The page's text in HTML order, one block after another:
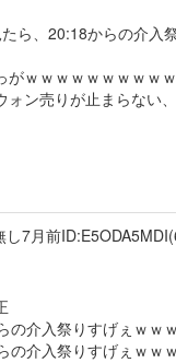
ら、20:18からの介入
がｗｗｗｗｗｗｗｗｗ
ォン売りが止まらない
し7月前
の介入祭りすげぇｗｗ
の介入祭りすげぇｗｗ